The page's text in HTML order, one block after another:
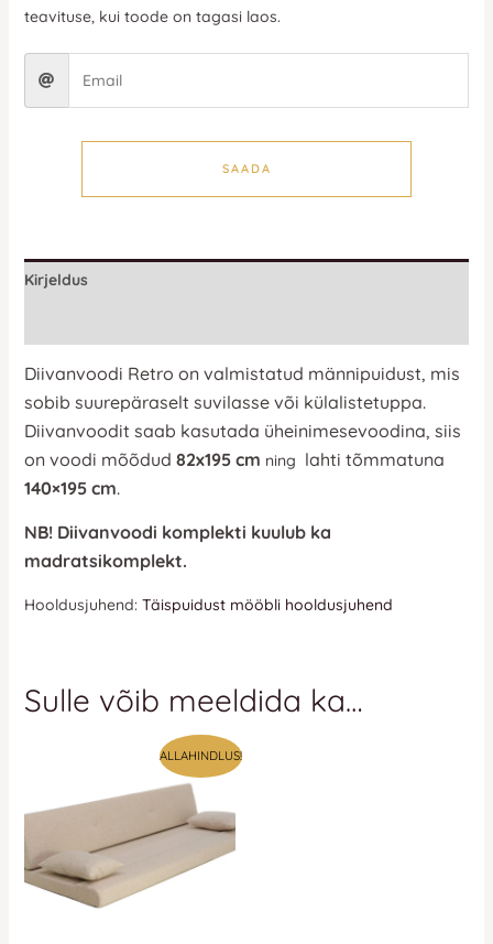
teavituse, kui toode on tagasi laos.
SAADA
Kirjeldus
Diivanvoodi Retro on valmistatud männipuidust, mis
sobib suurepäraselt suvilasse või külalistetuppa.
Diivanvoodit saab kasutada üheinimesevoodina, siis
on voodi mõõdud 82x195 cm ning lahti tõmmatuna
140×195 cm.
NB! Diivanvoodi komplekti kuulub ka
madratsikomplekt.
Hooldusjuhend: Täispuidust mööbli hooldusjuhend
Sulle võib meeldida ka…
ALLAHINDLUS!